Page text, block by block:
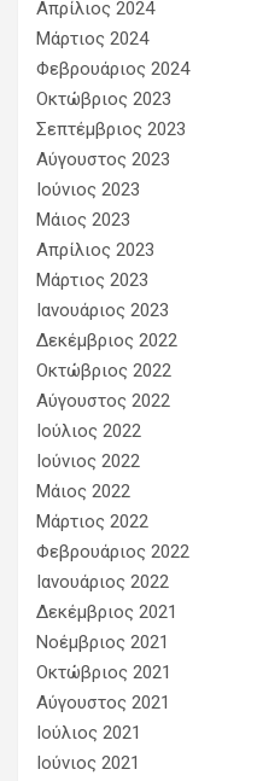
Απρίλιος 2024
Μάρτιος 2024
Φεβρουάριος 2024
Οκτώβριος 2023
Σεπτέμβριος 2023
Αύγουστος 2023
Ιούνιος 2023
Μάιος 2023
Απρίλιος 2023
Μάρτιος 2023
Ιανουάριος 2023
Δεκέμβριος 2022
Οκτώβριος 2022
Αύγουστος 2022
Ιούλιος 2022
Ιούνιος 2022
Μάιος 2022
Μάρτιος 2022
Φεβρουάριος 2022
Ιανουάριος 2022
Δεκέμβριος 2021
Νοέμβριος 2021
Οκτώβριος 2021
Αύγουστος 2021
Ιούλιος 2021
Ιούνιος 2021